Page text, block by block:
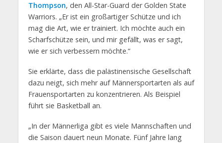
Thompson, den All-Star-Guard der Golden State
Warriors. „Er ist ein großartiger Schütze und ich
mag die Art, wie er trainiert. Ich möchte auch ein
Scharfschütze sein, und mir gefällt, was er sagt,
wie er sich verbessern möchte.“
Sie erklärte, dass die palästinensische Gesellschaft
dazu neigt, sich mehr auf Männersportarten als auf
Frauensportarten zu konzentrieren. Als Beispiel
führt sie Basketball an.
„In der Männerliga gibt es viele Mannschaften und
die Saison dauert neun Monate. Fünf Jahre lang